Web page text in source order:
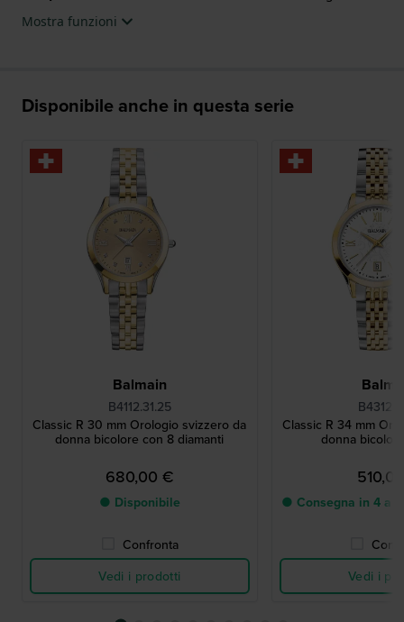
Mostra funzioni
Disponibile anche in questa serie
Balmain
B4112.31.25
Classic R 30 mm Orologio svizzero da
donna bicolore con 8 diamanti
680,00 €
● Disponibile
Confronta
Vedi i prodotti
Classic R 34 mm
donna
● Consegna in 4 a
Vedi i